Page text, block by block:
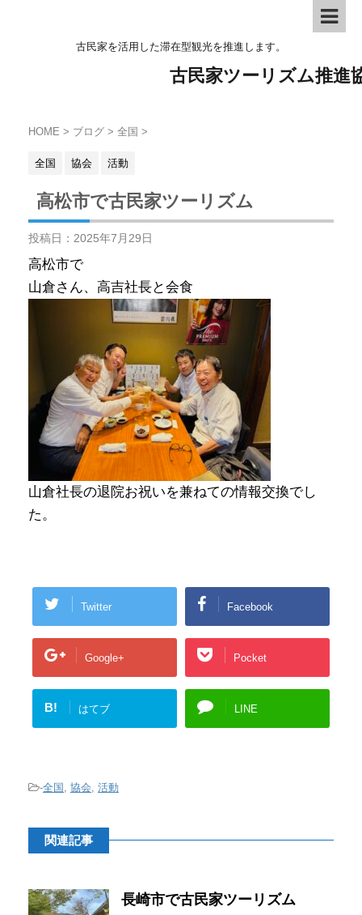
古民家を活用した滞在型観光を推進します。
古民家ツーリズム推進
HOME > ブログ > 全国 >
全国 協会 活動
高松市で古民家ツーリズム
投稿日： 2025年7月29日
高松市で
山倉さん、高吉社長と会食
山倉社長の退院お祝いを兼ねての情報交換でし
た。
Twitter Facebook
Google+ Pocket
B! はてブ LINE
-全国 , 協会, 活動
関連記事
長崎市で古民家ツーリズム